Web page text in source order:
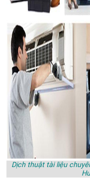
Dịch thuật tài liệu